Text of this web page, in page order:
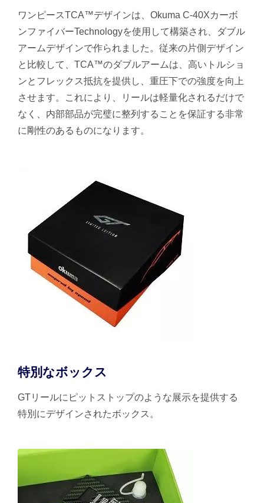
ワンピースTCA™デザインは、Okuma C-40Xカーボ
ンファイバーTechnologyを使用して構築され、ダブル
アームデザインで作られました。従来の片側デザイン
と比較して、TCA™のダブルアームは、高いトルショ
ンとフレックス抵抗を提供し、重圧下での強度を向上
させます。これにより、リールは軽量化されるだけで
なく、内部部品が完璧に整列することを保証する非常
に剛性のあるものになります。
特別なボックス
GTリールにピットストップのような展示を提供する
特別にデザインされたボックス。